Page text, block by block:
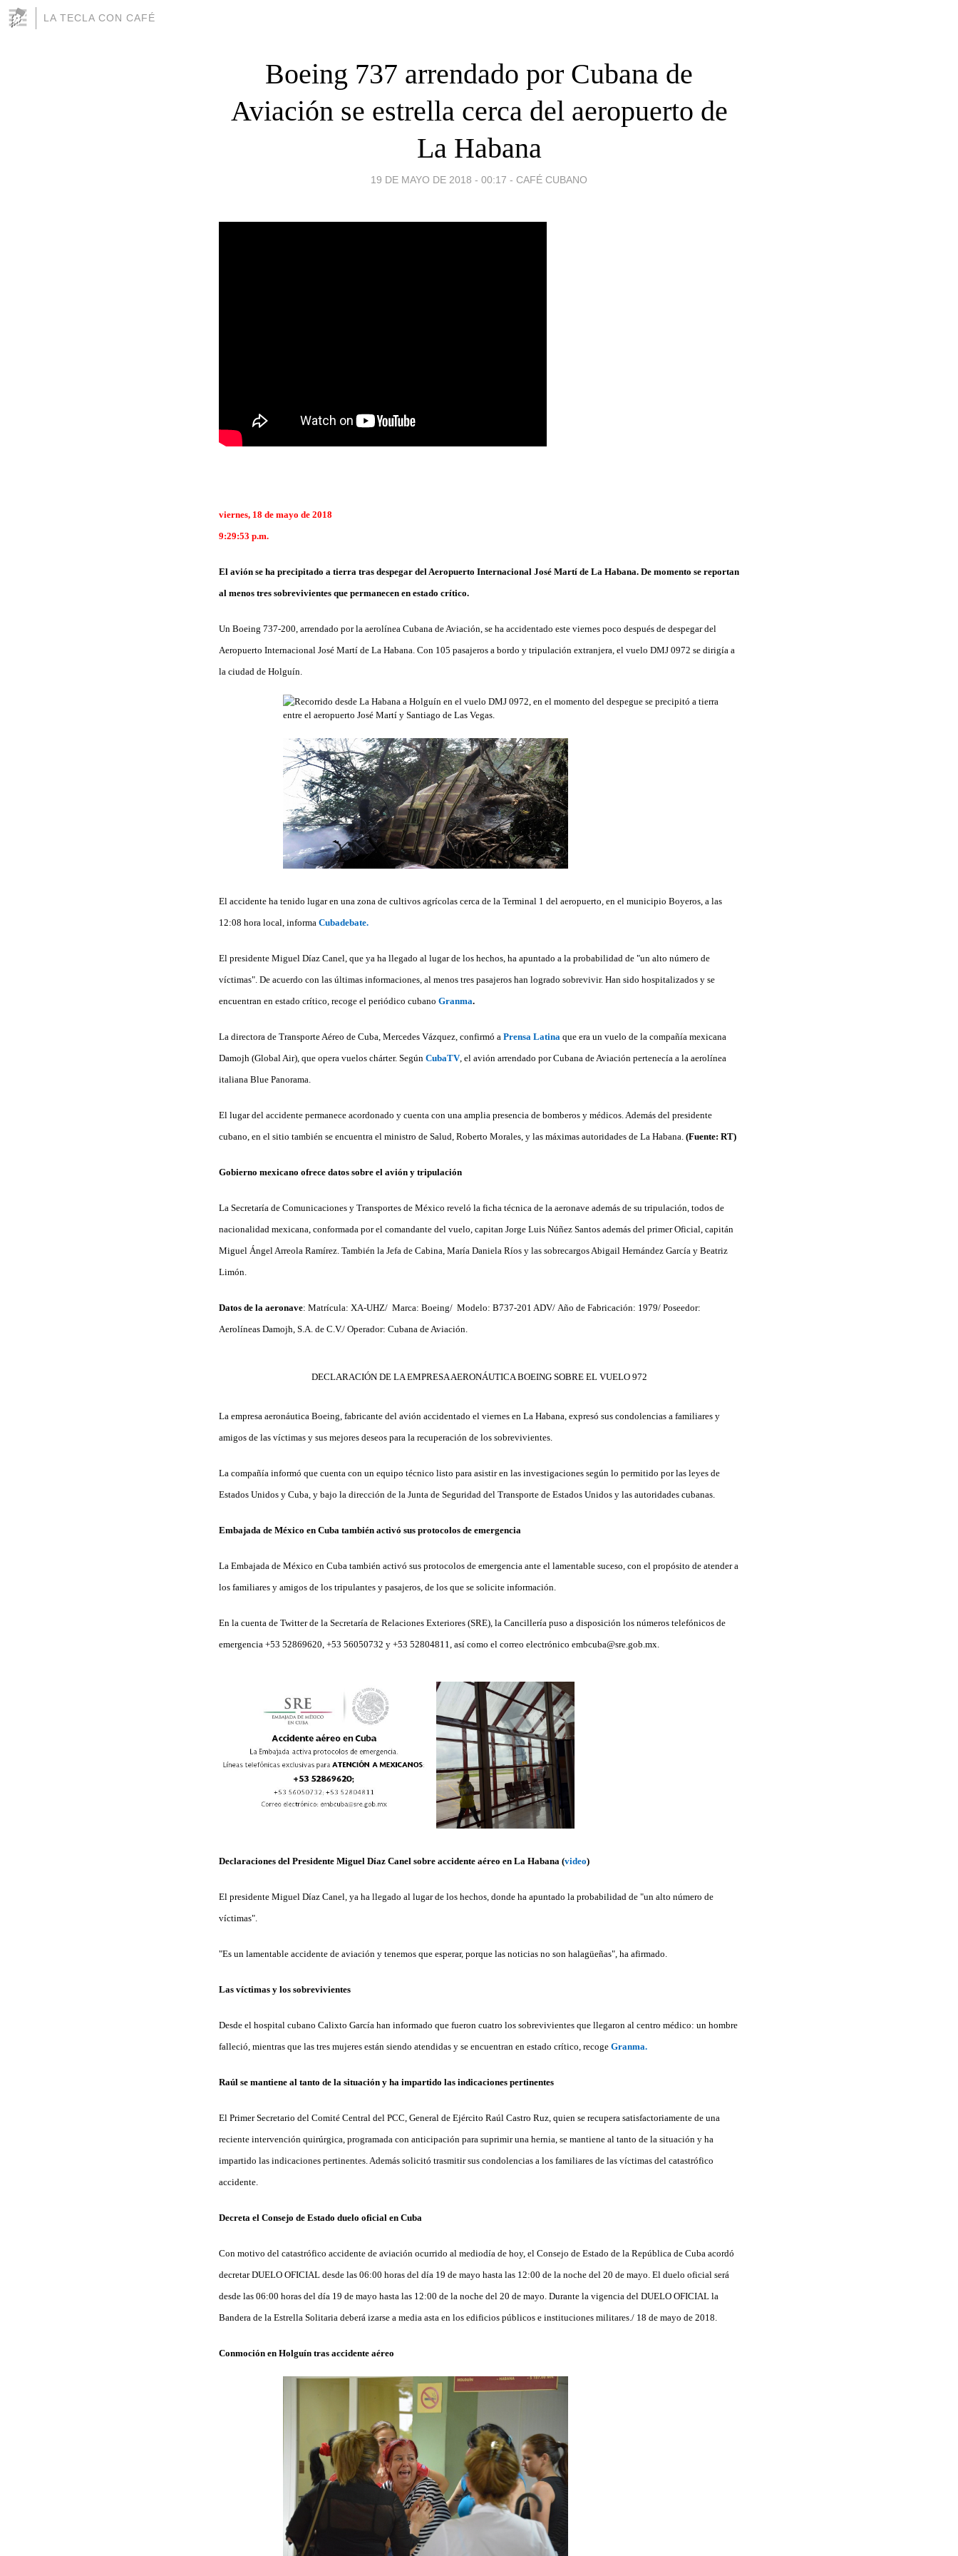
LA TECLA CON CAFÉ
Boeing 737 arrendado por Cubana de
Aviación se estrella cerca del aeropuerto de
La Habana
19 DE MAYO DE 2018 - 00:17 - CAFÉ CUBANO
viernes, 18 de mayo de 2018
9:29:53 p.m.
El avión se ha precipitado a tierra tras despegar del Aeropuerto Internacional José Martí de La Habana. De momento se reportan
al menos tres sobrevivientes que permanecen en estado crítico.
Un Boeing 737-200, arrendado por la aerolínea Cubana de Aviación, se ha accidentado este viernes poco después de despegar del
Aeropuerto Internacional José Martí de La Habana. Con 105 pasajeros a bordo y tripulación extranjera, el vuelo DMJ 0972 se dirigía a
la ciudad de Holguín.
El accidente ha tenido lugar en una zona de cultivos agrícolas cerca de la Terminal 1 del aeropuerto, en el municipio Boyeros, a las
12:08 hora local, informa Cubadebate.
El presidente Miguel Díaz Canel, que ya ha llegado al lugar de los hechos, ha apuntado a la probabilidad de "un alto número de
víctimas". De acuerdo con las últimas informaciones, al menos tres pasajeros han logrado sobrevivir. Han sido hospitalizados y se
encuentran en estado crítico, recoge el periódico cubano Granma.
La directora de Transporte Aéreo de Cuba, Mercedes Vázquez, confirmó a Prensa Latina que era un vuelo de la compañía mexicana
Damojh (Global Air), que opera vuelos chárter. Según CubaTV, el avión arrendado por Cubana de Aviación pertenecía a la aerolínea
italiana Blue Panorama.
El lugar del accidente permanece acordonado y cuenta con una amplia presencia de bomberos y médicos. Además del presidente
cubano, en el sitio también se encuentra el ministro de Salud, Roberto Morales, y las máximas autoridades de La Habana. (Fuente: RT)
Gobierno mexicano ofrece datos sobre el avión y tripulación
La Secretaría de Comunicaciones y Transportes de México reveló la ficha técnica de la aeronave además de su tripulación, todos de
nacionalidad mexicana, conformada por el comandante del vuelo, capitan Jorge Luis Núñez Santos además del primer Oficial, capitán
Miguel Ángel Arreola Ramírez. También la Jefa de Cabina, María Daniela Ríos y las sobrecargos Abigail Hernández García y Beatriz
Limón.
Datos de la aeronave: Matrícula: XA-UHZ/ Marca: Boeing/ Modelo: B737-201 ADV/ Año de Fabricación: 1979/ Poseedor:
Aerolíneas Damojh, S.A. de C.V./ Operador: Cubana de Aviación.
DECLARACIÓN DE LA EMPRESA AERONÁUTICA BOEING SOBRE EL VUELO 972
La empresa aeronáutica Boeing, fabricante del avión accidentado el viernes en La Habana, expresó sus condolencias a familiares y
amigos de las víctimas y sus mejores deseos para la recuperación de los sobrevivientes.
La compañía informó que cuenta con un equipo técnico listo para asistir en las investigaciones según lo permitido por las leyes de
Estados Unidos y Cuba, y bajo la dirección de la Junta de Seguridad del Transporte de Estados Unidos y las autoridades cubanas.
Embajada de México en Cuba también activó sus protocolos de emergencia
La Embajada de México en Cuba también activó sus protocolos de emergencia ante el lamentable suceso, con el propósito de atender a
los familiares y amigos de los tripulantes y pasajeros, de los que se solicite información.
En la cuenta de Twitter de la Secretaría de Relaciones Exteriores (SRE), la Cancillería puso a disposición los números telefónicos de
emergencia +53 52869620, +53 56050732 y +53 52804811, así como el correo electrónico embcuba@sre.gob.mx.
Declaraciones del Presidente Miguel Díaz Canel sobre accidente aéreo en La Habana (video)
El presidente Miguel Díaz Canel, ya ha llegado al lugar de los hechos, donde ha apuntado la probabilidad de "un alto número de
víctimas".
"Es un lamentable accidente de aviación y tenemos que esperar, porque las noticias no son halagüeñas", ha afirmado.
Las víctimas y los sobrevivientes
Desde el hospital cubano Calixto García han informado que fueron cuatro los sobrevivientes que llegaron al centro médico: un hombre
falleció, mientras que las tres mujeres están siendo atendidas y se encuentran en estado crítico, recoge Granma.
Raúl se mantiene al tanto de la situación y ha impartido las indicaciones pertinentes
El Primer Secretario del Comité Central del PCC, General de Ejército Raúl Castro Ruz, quien se recupera satisfactoriamente de una
reciente intervención quirúrgica, programada con anticipación para suprimir una hernia, se mantiene al tanto de la situación y ha
impartido las indicaciones pertinentes. Además solicitó trasmitir sus condolencias a los familiares de las víctimas del catastrófico
accidente.
Decreta el Consejo de Estado duelo oficial en Cuba
Con motivo del catastrófico accidente de aviación ocurrido al mediodía de hoy, el Consejo de Estado de la República de Cuba acordó
decretar DUELO OFICIAL desde las 06:00 horas del día 19 de mayo hasta las 12:00 de la noche del 20 de mayo. El duelo oficial será
desde las 06:00 horas del día 19 de mayo hasta las 12:00 de la noche del 20 de mayo. Durante la vigencia del DUELO OFICIAL la
Bandera de la Estrella Solitaria deberá izarse a media asta en los edificios públicos e instituciones militares./ 18 de mayo de 2018.
Conmoción en Holguín tras accidente aéreo